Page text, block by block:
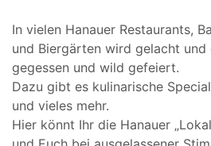
In vielen Hanauer Restaurants,
und Biergärten wird gelacht und
gegessen und wild gefeiert.
Dazu gibt es kulinarische
und vieles mehr.
Hier könnt Ihr die Hanauer